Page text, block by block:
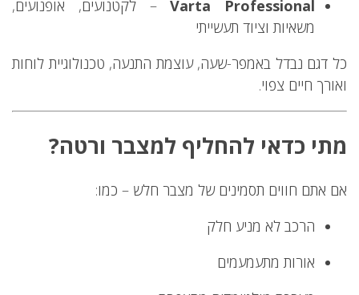
Varta Professional– לקטנועים, אופנועים,
משאיות וציוד תעשייתי
כל דגם נבדל באמפר-שעה, עוצמת התנעה, טכנולוגיית לוחות
ואורך חיים צפוי.
מתי כדאי להחליף למצבר ורטה?
אם אתם חווים תסמינים של מצבר חלש – כמו:
הרכב לא מניע חלק
אורות מתעמעמים